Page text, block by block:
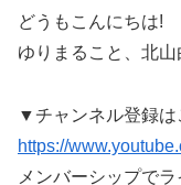
どうもこんにちは!
ゆりまること、北山
▼チャンネル登録は
https://
メンバーシップで